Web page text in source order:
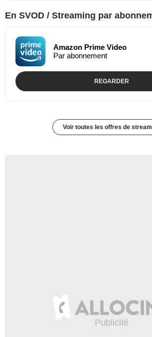
En SVOD / Streaming par
Amazon Prime Video
Par abonnement
REGARDER
Voir toutes les offres de